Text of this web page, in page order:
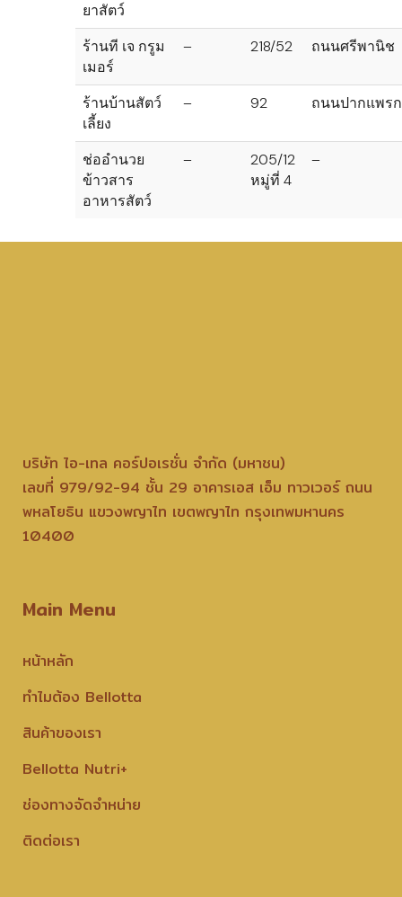
ยาสัตว์
ร้านที เจ กรูม
เมอร์
– 218/52 ถนนศรีพานิช
ร้านบ้านสัตว์
เลี้ยง
– 92 ถนนปากแพรก
ช่ออำนวย
ข้าวสาร
อาหารสัตว์
–
205/12
หมู่ที่ 4
–
บริษัท ไอ-เทล คอร์ปอเรชั่น จำกัด (มหาชน)
เลขที่ 979/92-94 ชั้น 29 อาคารเอส เอ็ม ทาวเวอร์ ถนน
พหลโยธิน แขวงพญาไท เขตพญาไท กรุงเทพมหานคร
10400
Main Menu
หน้าหลัก
ทำไมต้อง Bellotta
สินค้าของเรา
Bellotta Nutri+
ช่องทางจัดจำหน่าย
ติดต่อเรา